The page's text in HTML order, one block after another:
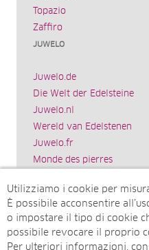
Topazio
Zaffiro
JUWELO
Juwelo.de
Die Welt der Edelsteine
Juwelo.nl
Wereld van Edelstenen
Juwelo.fr
Monde des pierres
El mundo de las piedras
Rocks & Co.
World of Gemstones
Juwelo.com
Utilizziamo i cookie per
È possibile acconsentire
o impostare il tipo di cookie
possibile revocare il proprio
Per ulteriori informazioni,